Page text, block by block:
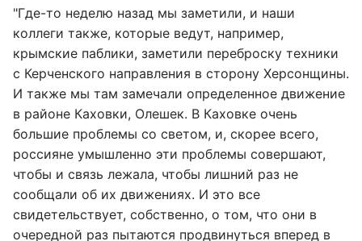
"Где-то неделю назад мы заметили, и наши
коллеги также, которые ведут, например,
крымские паблики, заметили переброску техники
с Керченского направления в сторону Херсонщины.
И также мы там замечали определенное движение
в районе Каховки, Олешек. В Каховке очень
большие проблемы со светом, и, скорее всего,
россияне умышленно эти проблемы совершают,
чтобы и связь лежала, чтобы лишний раз не
сообщали об их движениях. И это все
свидетельствует, собственно, о том, что они в
очередной раз пытаются продвинуться вперед в